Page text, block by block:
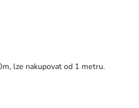
lze nakupovat od 1 metru.